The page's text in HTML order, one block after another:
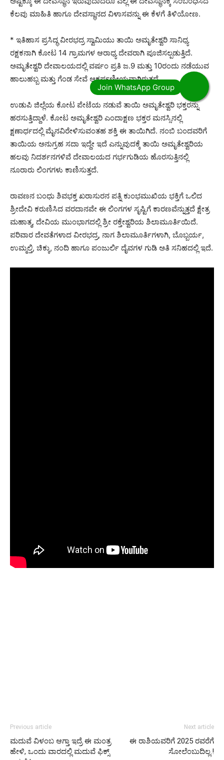
ಕೆಲವು ಮಾಹಿತಿ ಹಾಗೂ ದೇವಸ್ಥಾನದ ವಿಳಾಸವನ್ನು ಈ ಕೆಳಗೆ ತಿಳಿಯೋಣ.
* ಇತಿಹಾಸ ಪ್ರಸಿದ್ಧ ವೀರಭದ್ರ ಸ್ವಾಮಿಯು ತಾಯಿ ಅಮೃತೇಶ್ವರಿ ಸಾನಿಧ್ಯ
ರಕ್ಷಕನಾಗಿ ಕೋಟ 14 ಗ್ರಾಮಗಳ ಆರಾಧ್ಯ ದೇವರಾಗಿ ಪೂಜಿಸಲ್ಪಡುತ್ತಿದೆ.
ಅಮೃತೇಶ್ವರಿ ದೇವಾಲಯದಲ್ಲಿ ವರ್ಷಂ ಪ್ರತಿ ಜ.9 ಮತ್ತು 10ರಂದು ನಡೆಯುವ
ಹಾಲುಹಬ್ಬ ಮತ್ತು ಗೆಂಡ ಸೇವೆ ಆಕರ್ಷಣೀಯವಾಗಿರುತ್ತದೆ.
ಉಡುಪಿ ಜಿಲ್ಲೆಯ ಕೋಟ ಪೇಟೆಯ ನಡುವೆ ತಾಯಿ ಅಮೃತೇಶ್ವರಿ ಭಕ್ತರನ್ನು
ಹರಸುತ್ತಿದ್ದಾಳೆ. ಕೋಟ ಅಮೃತೇಶ್ವರಿ ಎಂದಾಕ್ಷಣ ಭಕ್ತರ ಮನಸ್ಸಿನಲ್ಲಿ
ಕ್ಷಣಾರ್ಧದಲ್ಲಿ ಮೈನವಿರೇಳಿಸುವಂತಹ ಶಕ್ತಿ ಈ ತಾಯಿಗಿದೆ. ನಂಬಿ ಬಂದವರಿಗೆ
ತಾಯಿಯ ಅನುಗ್ರಹ ಸದಾ ಇದ್ದೇ ಇದೆ ಎನ್ನುವುದಕ್ಕೆ ತಾಯಿ ಅಮೃತೇಶ್ವರಿಯ
ಹಲವು ನಿದರ್ಶನಗಳಿವೆ ದೇವಾಲಯದ ಗರ್ಭಗುಡಿಯ ಹೊರಸುತ್ತಿನಲ್ಲಿ
ನೂರಾರು ಲಿಂಗಗಳು ಕಾಣಿಸುತ್ತದೆ.
ರಾವಣನ ಬಂಧು ಶಿವಭಕ್ತ ಖರಾಸುರನ ಪತ್ನಿ ಕುಂಭಮುಖಿಯ ಭಕ್ತಿಗೆ ಒಲಿದ
ಶ್ರೀದೇವಿ ಕರುಣಿಸಿದ ವರದಾನವೇ ಈ ಲಿಂಗಗಳ ಸೃಷ್ಟಿಗೆ ಕಾರಣವೆನ್ನುತ್ತದೆ ಕ್ಷೇತ್ರ
ಮಹಾತ್ಮ, ದೇವಿಯ ಮುಂಭಾಗದಲ್ಲಿ ಶ್ರೀ ರಕ್ತೇಶ್ವರಿಯ ಶಿಲಾಮೂರ್ತಿಯಿದೆ.
ಪರಿವಾರ ದೇವತೆಗಳಾದ ವೀರಭದ್ರ, ನಾಗ ಶಿಲಾಮೂರ್ತಿಗಳಾಗಿ, ಬೊಬ್ಬರ್ಯ,
ಉಮ್ಮಲ್ತಿ, ಚಿಕ್ಕು, ನಂದಿ ಹಾಗೂ ಪಂಜುರ್ಲಿ ದೈವಗಳ ಗುಡಿ ಅತಿ ಸನಿಹದಲ್ಲಿ ಇದೆ.
Previous article
ಮದುವೆ ವಿಳಂಬ ಆಗ್ತಾ ಇದ್ರೆ ಈ ಮಂತ್ರ
ಹೇಳಿ, ಒಂದು ವಾರದಲ್ಲಿ ಮದುವೆ ಫಿಕ್ಸ್
Next article
ಈ ರಾಶಿಯವರಿಗೆ 2025 ರವರೆಗೆ
ಸೋಲೆಂಬುದಿಲ್ಲ.!